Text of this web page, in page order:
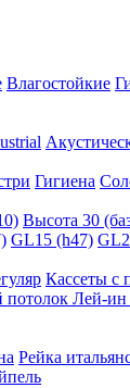
Влагостойкие
Гигиена
Высота 30
GL15 (h47)
Кассеты с
потолок Лей-
Рейка